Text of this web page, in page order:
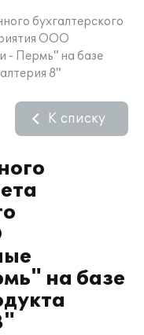
бухгалтерского
ООО
- Пермь" на базе
8"
на базе
К списку